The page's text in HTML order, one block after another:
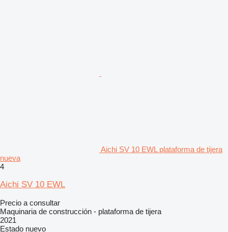
Aichi SV 10 EWL plataforma de tijera
nueva
4
Aichi SV 10 EWL
Precio a consultar
Maquinaria de construcción - plataforma de tijera
2021
Estado nuevo